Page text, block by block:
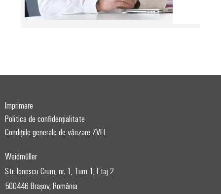
Imprimare
Politica de confidențialitate
Condițiile generale de vânzare ZVEI
Weidmüller
Str. Ionescu Crum, nr. 1, Turn 1, Etaj 2
500446 Brașov, România